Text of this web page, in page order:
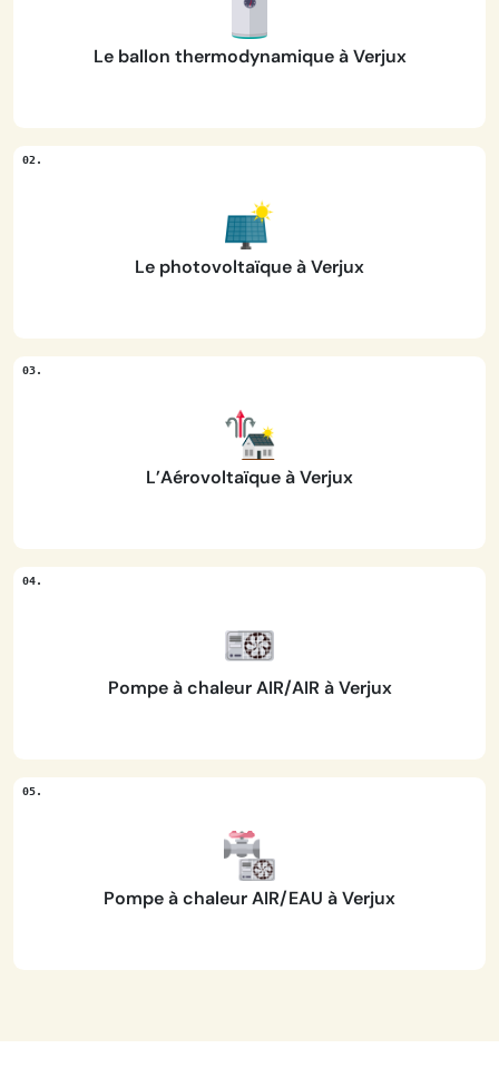
Le ballon thermodynamique à Verjux
Le photovoltaïque à Verjux
L’Aérovoltaïque à Verjux
Pompe à chaleur AIR/AIR à Verjux
Pompe à chaleur AIR/EAU à Verjux